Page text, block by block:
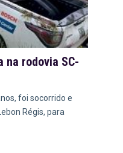
na rodovia SC-
foi socorrido e
Régis, para